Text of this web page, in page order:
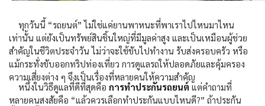
ทุกวันนี้ “รถยนต์” ไม่ใช่แค่ยานพาหนะที่พาเราไปไหนมาไหน
เท่านั้น แต่ยังเป็นทรัพย์สินชิ้นใหญ่ที่มีมูลค่าสูง และเป็นเหมือนผู้ช่วย
สำคัญในชีวิตประจำวัน ไม่ว่าจะใช้ขับไปทำงาน รับส่งครอบครัว หรือ
แม้กระทั่งขับออกทริปท่องเที่ยว การดูแลรถให้ปลอดภัยและคุ้มครอง
ความเสี่ยงต่าง ๆ จึงเป็นเรื่องที่หลายคนให้ความสำคัญ
หนึ่งในวิธีดูแลที่ดีที่สุดคือ การทำประกันรถยนต์ แต่คำถามที่
หลายคนสงสัยคือ “แล้วควรเลือกทำประกันแบบไหนดี?” ถ้าประกัน